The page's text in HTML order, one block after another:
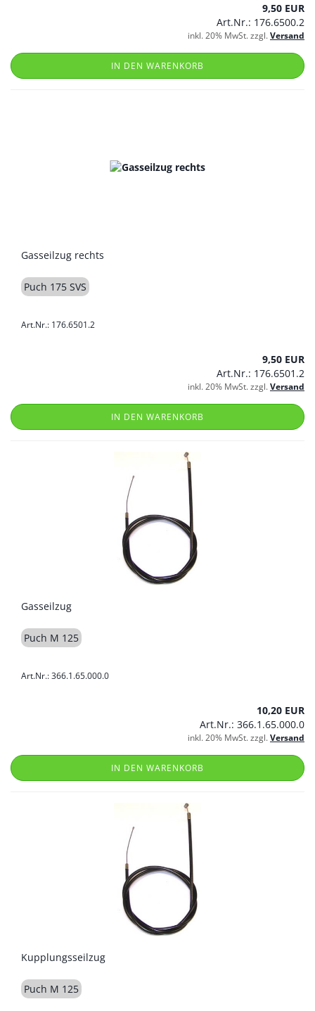
9,50 EUR
Art.Nr.: 176.6500.2
inkl. 20% MwSt. zzgl.Versand
IN DEN WARENKORB
Gasseilzug rechts
Puch 175 SVS
Art.Nr.: 176.6501.2
9,50 EUR
Art.Nr.: 176.6501.2
inkl. 20% MwSt. zzgl.Versand
IN DEN WARENKORB
Gasseilzug
Puch M 125
Art.Nr.: 366.1.65.000.0
10,20 EUR
Art.Nr.: 366.1.65.000.0
inkl. 20% MwSt. zzgl.Versand
IN DEN WARENKORB
Kupplungsseilzug
Puch M 125